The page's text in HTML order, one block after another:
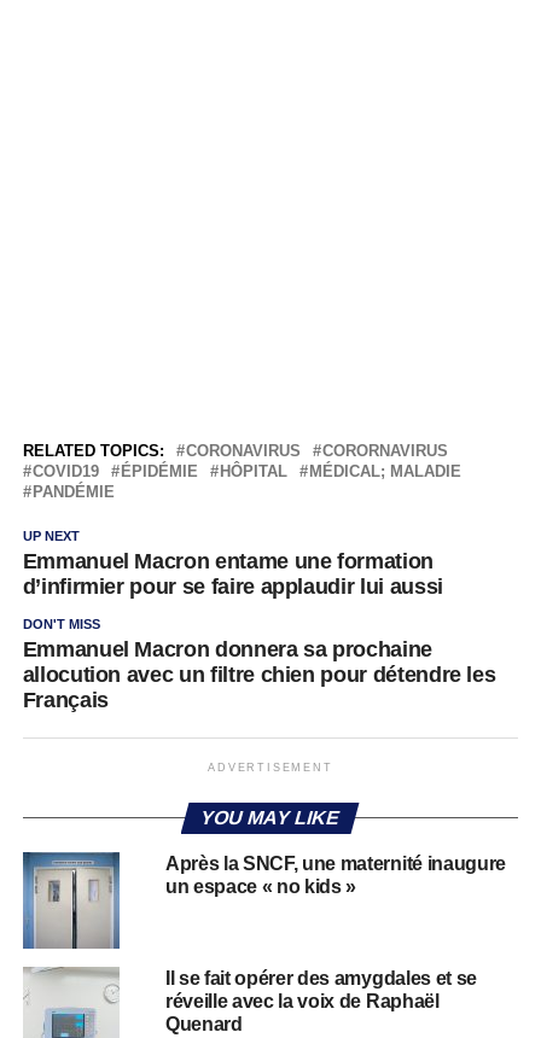
RELATED TOPICS: CORONAVIRUS
CORORNAVIRUS
COVID19
ÉPIDÉMIE HÔPITAL
MÉDICAL; MALADIE
PANDÉMIE
UP NEXT
Emmanuel Macron entame une formation
d’infirmier pour se faire applaudir lui aussi
DON'T MISS
Emmanuel Macron donnera sa prochaine
allocution avec un filtre chien pour détendre les
Français
ADVERTISEMENT
YOU MAY LIKE
Après la SNCF, une maternité inaugure
un espace « no kids »
Il se fait opérer des amygdales et se
réveille avec la voix de Raphaël
Quenard